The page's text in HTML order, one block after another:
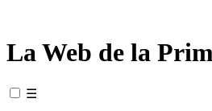
La Web de la
☰